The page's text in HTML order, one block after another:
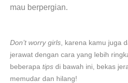
mau berpergian.
Don’t worry girls , karena kamu juga
jerawat dengan cara yang lebih
beberapa tips di bawah ini, bekas
memudar dan hilang!